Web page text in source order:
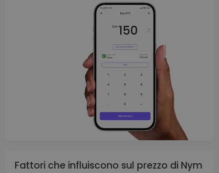
Fattori che influiscono sul prezzo di Nym